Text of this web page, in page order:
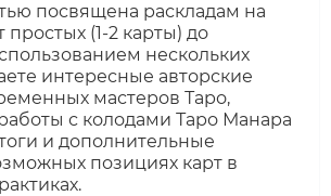
посвящена раскладам на
простых (1-2 карты) до
нескольких
интересные авторские
мастеров Таро,
с колодами Таро Манара
и дополнительные
позициях карт в